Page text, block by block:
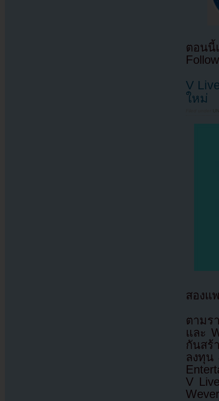
ตอนนี้
V
ใหม่
สองแ
ตามร
และ
กันสร้
ลงทุน
V